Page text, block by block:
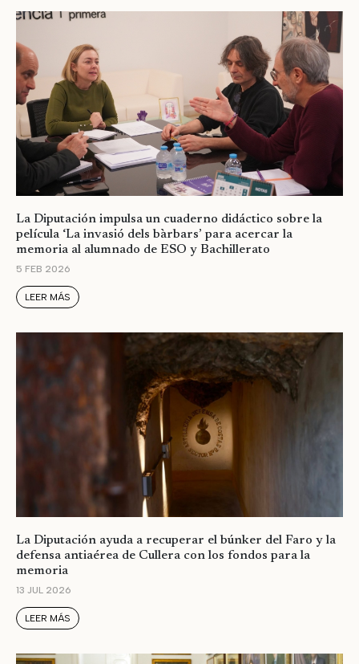
La Diputación impulsa un cuaderno didáctico sobre la
película ‘La invasió dels bàrbars’ para acercar la
memoria al alumnado de ESO y Bachillerato
5 FEB 2026
LEER MÁS
La Diputación ayuda a recuperar el búnker del Faro y la
defensa antiaérea de Cullera con los fondos para la
memoria
13 JUL 2026
LEER MÁS